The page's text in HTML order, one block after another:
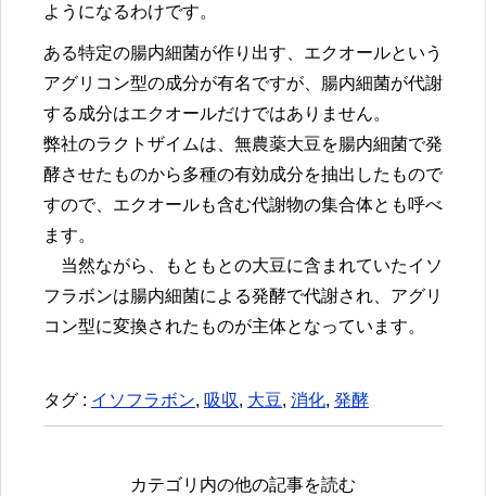
ようになるわけです。
ある特定の腸内細菌が作り出す、エクオールという
アグリコン型の成分が有名ですが、腸内細菌が代謝
する成分はエクオールだけではありません。
弊社のラクトザイムは、無農薬大豆を腸内細菌で発
酵させたものから多種の有効成分を抽出したもので
すので、エクオールも含む代謝物の集合体とも呼べ
ます。
当然ながら、もともとの大豆に含まれていたイソ
フラボンは腸内細菌による発酵で代謝され、アグリ
コン型に変換されたものが主体となっています。
タグ : イソフラボン, 吸収, 大豆, 消化, 発酵
カテゴリ内の他の記事を読む